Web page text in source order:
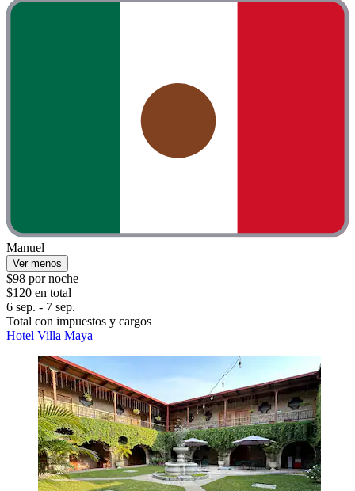
Manuel
Ver menos
$98 por noche
$120 en total
6 sep. - 7 sep.
Total con impuestos y cargos
Hotel Villa Maya